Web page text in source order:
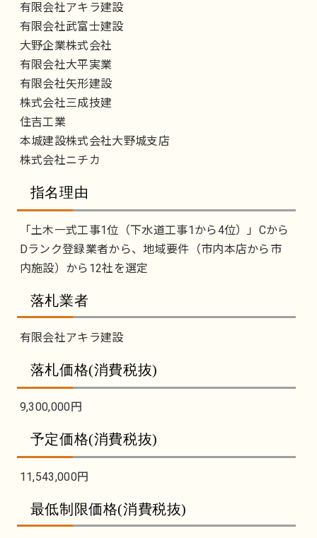
有限会社アキラ建設
有限会社武富士建設
大野企業株式会社
有限会社大平実業
有限会社矢形建設
株式会社三成技建
住吉工業
本城建設株式会社大野城支店
株式会社ニチカ
指名理由
「土木一式工事1位（下水道工事1から4位）」Cから
Dランク登録業者から、地域要件（市内本店から市
内施設）から12社を選定
落札業者
有限会社アキラ建設
落札価格(消費税抜)
9,300,000円
予定価格(消費税抜)
11,543,000円
最低制限価格(消費税抜)